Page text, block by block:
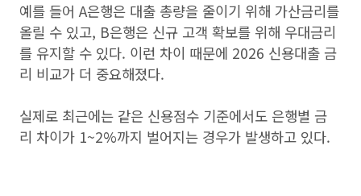
예를 들어 A은행은 대출 총량을 줄이기 위해 가산금리를
올릴 수 있고, B은행은 신규 고객 확보를 위해 우대금리
를 유지할 수 있다. 이런 차이 때문에 2026 신용대출 금
리 비교가 더 중요해졌다.
실제로 최근에는 같은 신용점수 기준에서도 은행별 금
리 차이가 1~2%까지 벌어지는 경우가 발생하고 있다.